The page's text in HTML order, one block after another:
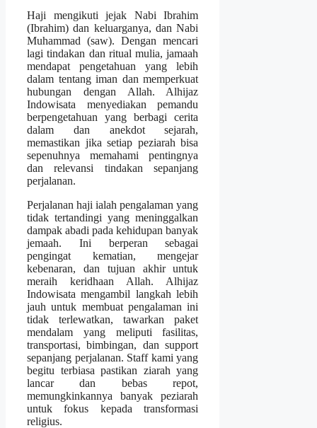
Haji mengikuti jejak Nabi Ibrahim
(Ibrahim) dan keluarganya, dan Nabi
Muhammad (saw). Dengan mencari
lagi tindakan dan ritual mulia, jamaah
mendapat pengetahuan yang lebih
dalam tentang iman dan memperkuat
hubungan dengan Allah. Alhijaz
Indowisata menyediakan pemandu
berpengetahuan yang berbagi cerita
dalam dan anekdot sejarah,
memastikan jika setiap peziarah bisa
sepenuhnya memahami pentingnya
dan relevansi tindakan sepanjang
perjalanan.
Perjalanan haji ialah pengalaman yang
tidak tertandingi yang meninggalkan
dampak abadi pada kehidupan banyak
jemaah. Ini berperan sebagai
pengingat kematian, mengejar
kebenaran, dan tujuan akhir untuk
meraih keridhaan Allah. Alhijaz
Indowisata mengambil langkah lebih
jauh untuk membuat pengalaman ini
tidak terlewatkan, tawarkan paket
mendalam yang meliputi fasilitas,
transportasi, bimbingan, dan support
sepanjang perjalanan. Staff kami yang
begitu terbiasa pastikan ziarah yang
lancar dan bebas repot,
memungkinkannya banyak peziarah
untuk fokus kepada transformasi
religius.